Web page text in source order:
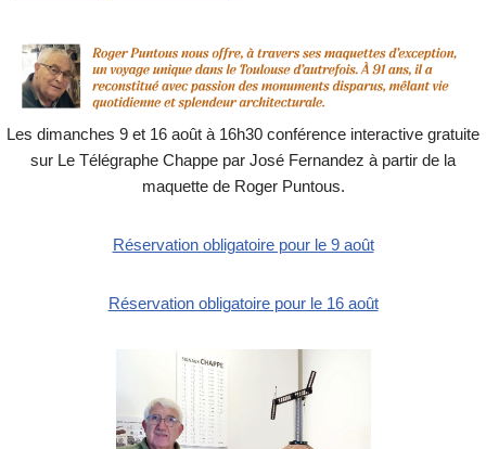
Les dimanches 9 et 16 août à 16h30 conférence interactive gratuite
sur Le Télégraphe Chappe par José Fernandez à partir de la
maquette de Roger Puntous.
Réservation obligatoire pour le 9 août
Réservation obligatoire pour le 16 août